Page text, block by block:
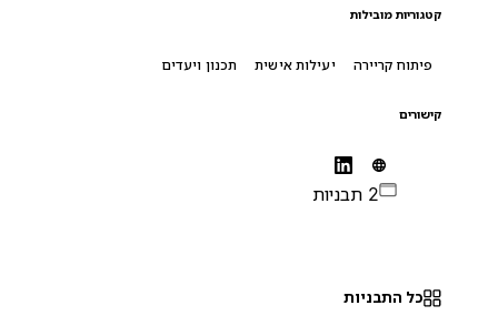
קטגוריות מובילות
פיתוח קריירה יעילות אישית תכנון ויעדים
כל התבניות